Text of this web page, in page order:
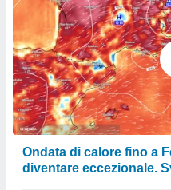
Ondata di calore fino a
diventare eccezionale.